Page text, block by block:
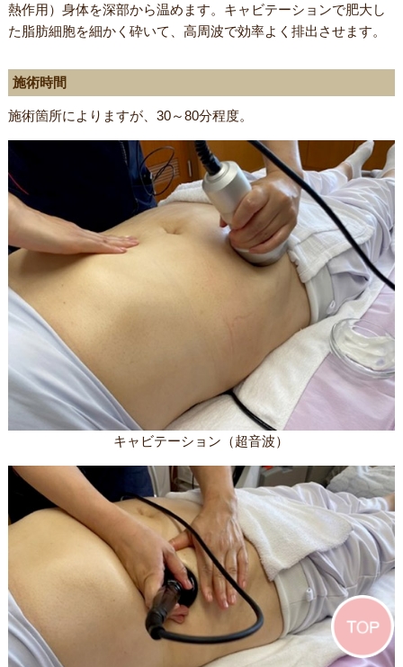
熱作用）身体を深部から温めます。キャビテーションで肥大し
た脂肪細胞を細かく砕いて、高周波で効率よく排出させます。
施術時間
施術箇所によりますが、30～80分程度。
キャビテーション（超音波）